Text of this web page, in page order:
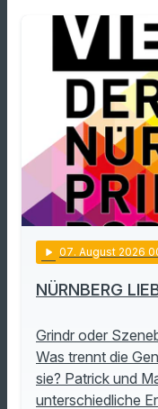
play_arrow 07. August 2026
NÜRNBERG
Grindr oder
Was trennt die
sie? Patrick und
unterschiedliche